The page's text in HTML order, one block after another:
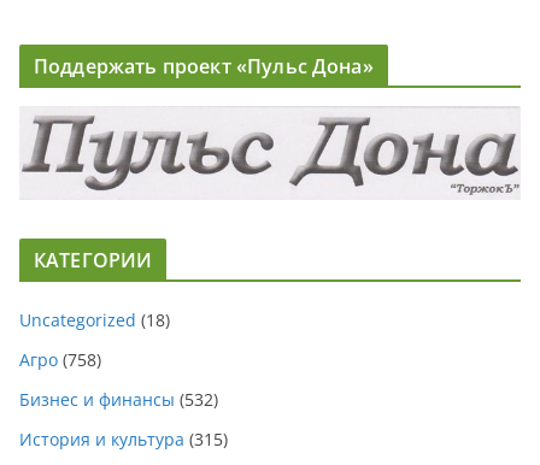
Поддержать проект «Пульс Дона»
КАТЕГОРИИ
Uncategorized (18)
Агро (758)
Бизнес и финансы (532)
История и культура (315)